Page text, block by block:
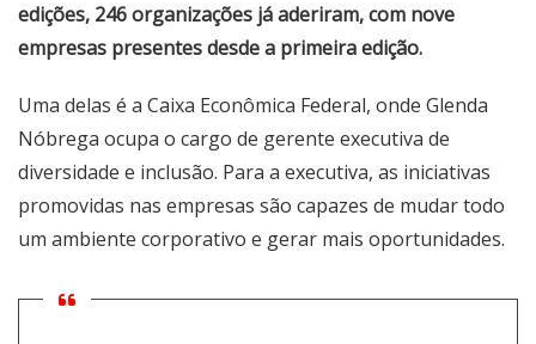
edições, 246 organizações já aderiram, com nove
empresas presentes desde a primeira edição.
Uma delas é a Caixa Econômica Federal, onde Glenda
Nóbrega ocupa o cargo de gerente executiva de
diversidade e inclusão. Para a executiva, as iniciativas
promovidas nas empresas são capazes de mudar todo
um ambiente corporativo e gerar mais oportunidades.